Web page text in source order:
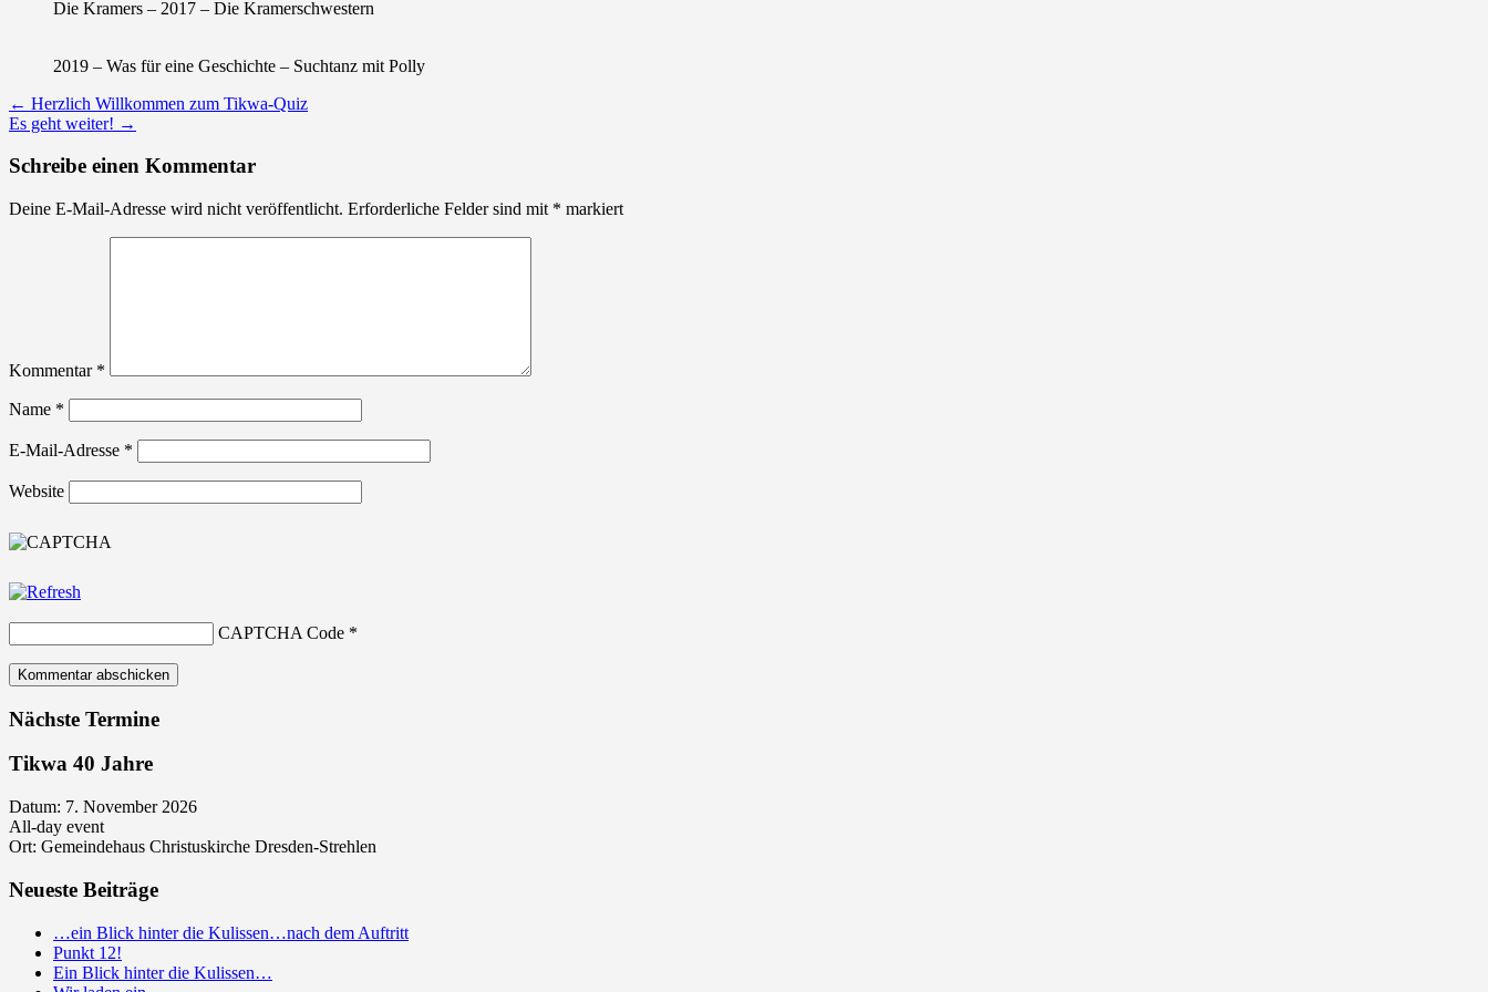
Die Kramers – 2017 – Die Kramerschwestern
2019 – Was für eine Geschichte – Suchtanz mit Polly
Post
navigation
← Herzlich Willkommen zum Tikwa-Quiz
Es geht weiter! →
Schreibe einen Kommentar
Deine E-Mail-Adresse wird nicht veröffentlicht. Erforderliche Felder sind mit * markiert
Kommentar *
Name *
E-Mail-Adresse *
Website
CAPTCHA Code *
Nächste Termine
Tikwa 40 Jahre
Datum: 7. November 2026
All-day event
Ort: Gemeindehaus Christuskirche Dresden-Strehlen
Neueste Beiträge
…ein Blick hinter die Kulissen…nach dem Auftritt
Punkt 12!
Ein Blick hinter die Kulissen…